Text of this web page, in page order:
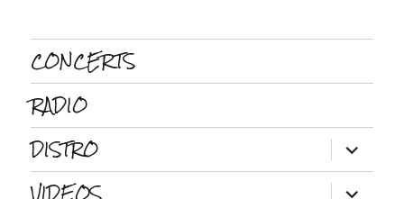
CONCERTS
RADIO
DISTRO
ouvrir
le
sous-
menu
ouvrir